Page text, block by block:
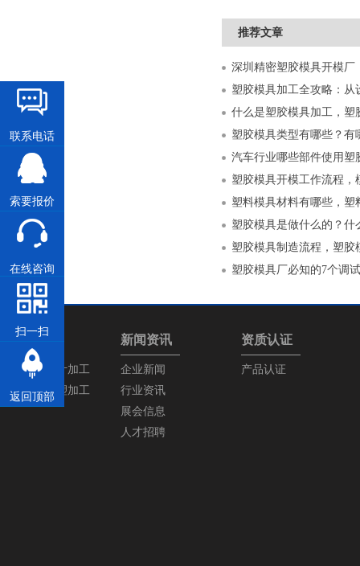
推荐文章
什么是塑胶模具加工，塑
塑胶模具类型有哪些？有
汽车行业哪些部件使用塑
塑胶模具开模工作流程，
塑料模具材料有哪些，塑
塑胶模具是做什么的？什
塑胶模具制造流程，塑胶
塑胶模具厂必知的7个调
产品中心
塑胶模具设计加工
塑胶产品注塑加工
新闻资讯
企业新闻
行业资讯
展会信息
人才招聘
资质认证
产品认证
联系电话
索要报价
在线咨询
扫一扫
返回顶部